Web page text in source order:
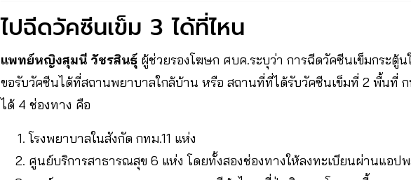
ไปฉีดวัคซีนเข็ม 3 ได้ที่ไหน
แพทย์หญิงสุมนี วัชรสินธุ์ ผู้ช่วยรองโฆษก ศบค.ระบุว่า การฉีดวัคซีนเข็มกระตู้
ขอรับวัคซีนได้ที่สถานพยาบาลใกล้บ้าน หรือ สถานที่ที่ได้รับวัคซีนเข็มที่ 2 พื้นที่ ก
ได้ 4 ช่องทาง คือ
โรงพยาบาลในสังกัด กทม.11 แห่ง
ศูนย์บริการสาธารณสุข 6 แห่ง โดยทั้งสองช่องทางให้ลงทะเบียนผ่านแอปพ